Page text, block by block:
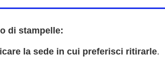
di stampelle:
la sede in cui preferisci ritirarle.